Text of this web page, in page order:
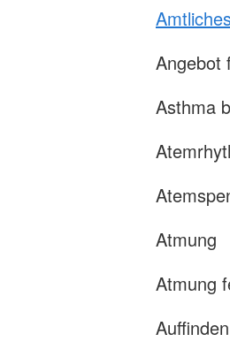
Angebot
Asthma
Atmung
Atmung